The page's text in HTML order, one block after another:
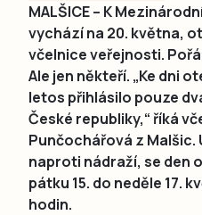
MALŠICE – K
vychází na 20. května,
včelnice veřejnosti.
Ale jen někteří. „Ke dni
letos přihlásilo pouze
České republiky,“ říká
Punčochářová z Malšic.
naproti nádraží, se den
pátku 15. do neděle 17.
hodin.